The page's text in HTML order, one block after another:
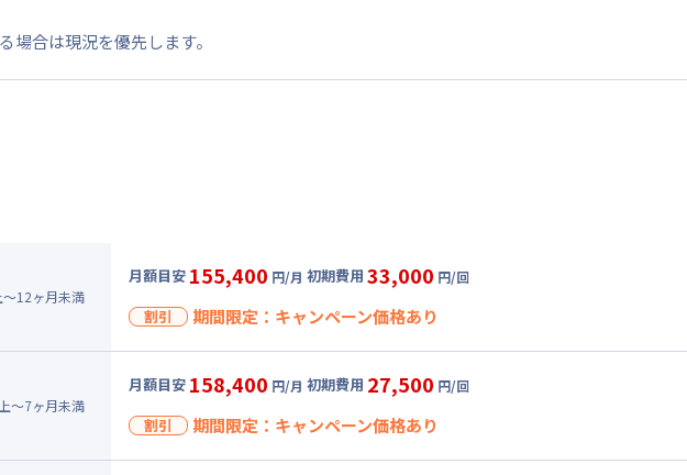
合は現況を優先します。
～12ヶ月未満
月額目安 155,400 円/月 初期費用 33,000 円/回
割引 期間限定：キャンペーン価格あり
入居開始日
2026年9月30日
キャンペーン価格:
134,400
～7ヶ月未満
月額目安 158,400 円/月 初期費用 27,500 円/回
割引 期間限定：キャンペーン価格あり